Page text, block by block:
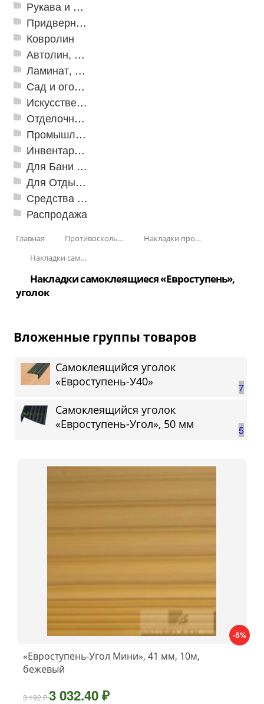
Рукава и шланги промышленные
Придверные решетки
Ковролин
Автолин, Транслин, Линолеум
Ламинат, Кварцвиниловая плитка SPC
Сад и огород
Искусственная трава
Отделочные профили
Промышленный текстиль
Инвентарь для клининга
Для Бани и Сауны
Для Отдыха и Пикника
Средства от насекомых и садовых вредителей
Распродажа
Главная Противоскользящая защита для лестниц, профили, ленты
Накладки противоскользящие резиновые
Накладки самоклеящиеся «Евроступень»
Накладки самоклеящиеся «Евроступень»,
уголок
Вложенные группы товаров
7
Самоклеящийся уголок
«Евроступень-У40»
5
Самоклеящийся уголок
«Евроступень-Угол», 50 мм
-5%
«Евроступень-Угол Мини», 41 мм, 10м,
бежевый
3 192 ₽3 032.40 ₽